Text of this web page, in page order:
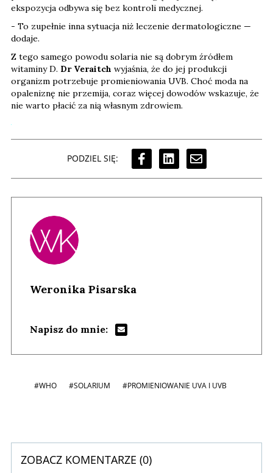
ekspozycja odbywa się bez kontroli medycznej.
- To zupełnie inna sytuacja niż leczenie dermatologiczne —
dodaje.
Z tego samego powodu solaria nie są dobrym źródłem
witaminy D. Dr Veraitch wyjaśnia, że do jej produkcji
organizm potrzebuje promieniowania UVB. Choć moda na
opaleniznę nie przemija, coraz więcej dowodów wskazuje, że
nie warto płacić za nią własnym zdrowiem.
PODZIEL SIĘ:
Weronika Pisarska
Napisz do mnie:
#WHO #SOLARIUM #PROMIENIOWANIE UVA I UVB
ZOBACZ KOMENTARZE (0)